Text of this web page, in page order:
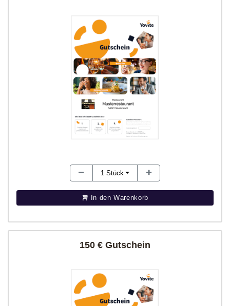
1 Stück
In den Warenkorb
150 € Gutschein